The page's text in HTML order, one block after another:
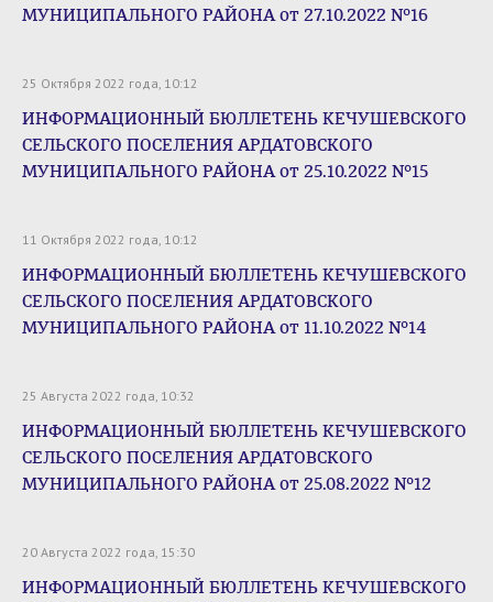
МУНИЦИПАЛЬНОГО РАЙОНА от 27.10.2022 №16
25 Октября 2022 года, 10:12
ИНФОРМАЦИОННЫЙ БЮЛЛЕТЕНЬ КЕЧУШЕВСКОГО
СЕЛЬСКОГО ПОСЕЛЕНИЯ АРДАТОВСКОГО
МУНИЦИПАЛЬНОГО РАЙОНА от 25.10.2022 №15
11 Октября 2022 года, 10:12
ИНФОРМАЦИОННЫЙ БЮЛЛЕТЕНЬ КЕЧУШЕВСКОГО
СЕЛЬСКОГО ПОСЕЛЕНИЯ АРДАТОВСКОГО
МУНИЦИПАЛЬНОГО РАЙОНА от 11.10.2022 №14
25 Августа 2022 года, 10:32
ИНФОРМАЦИОННЫЙ БЮЛЛЕТЕНЬ КЕЧУШЕВСКОГО
СЕЛЬСКОГО ПОСЕЛЕНИЯ АРДАТОВСКОГО
МУНИЦИПАЛЬНОГО РАЙОНА от 25.08.2022 №12
20 Августа 2022 года, 15:30
ИНФОРМАЦИОННЫЙ БЮЛЛЕТЕНЬ КЕЧУШЕВСКОГО